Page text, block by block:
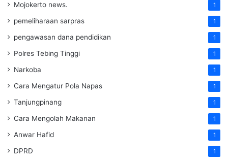
Mojokerto news. 1
pemeliharaan sarpras 1
pengawasan dana pendidikan 1
Polres Tebing Tinggi 1
Narkoba 1
Cara Mengatur Pola Napas 1
Tanjungpinang 1
Cara Mengolah Makanan 1
Anwar Hafid 1
DPRD 1